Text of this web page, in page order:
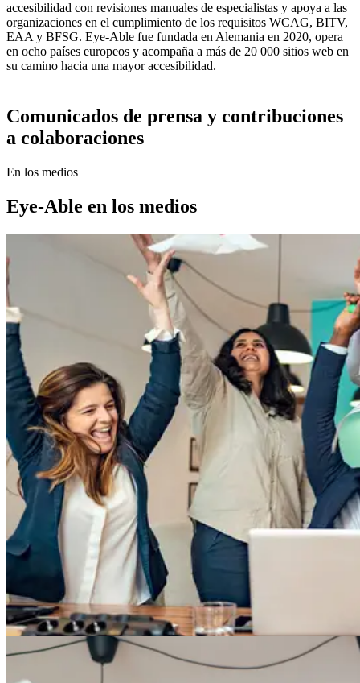
accesibilidad con revisiones manuales de especialistas y apoya a las
organizaciones en el cumplimiento de los requisitos WCAG, BITV,
EAA y BFSG. Eye-Able fue fundada en Alemania en 2020, opera
en ocho países europeos y acompaña a más de 20 000 sitios web en
su camino hacia una mayor accesibilidad.
Comunicados de prensa y contribuciones
a colaboraciones
En los medios
Eye-Able en los medios